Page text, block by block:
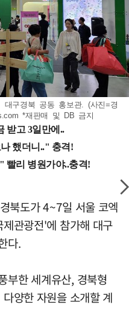
대구경북 공동 홍보관. (사진=경
*재판매 및 DB 금지
북도가 4~7일 서울 코엑
관광전'에 참가해 대구
다.
부한 세계유산, 경북형
양한 자원을 소개할 계